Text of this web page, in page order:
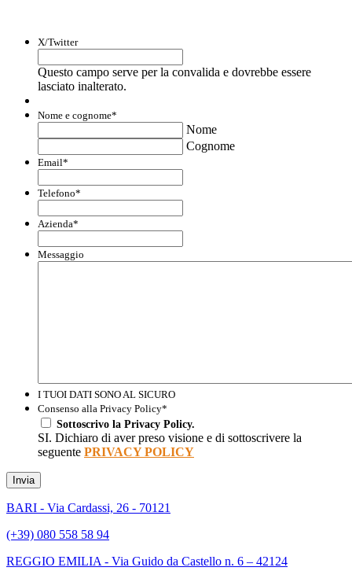
X/Twitter
Questo campo serve per la convalida e dovrebbe essere
lasciato inalterato.
Nome e cognome*
Nome
Cognome
Email*
Telefono*
Azienda*
Messaggio
I TUOI DATI SONO AL SICURO
Consenso alla Privacy Policy*
Sottoscrivo la Privacy Policy.
SI. Dichiaro di aver preso visione e di sottoscrivere la
seguente PRIVACY POLICY
Invia
BARI - Via Cardassi, 26 - 70121
(+39) 080 558 58 94
REGGIO EMILIA - Via Guido da Castello n. 6 – 42124